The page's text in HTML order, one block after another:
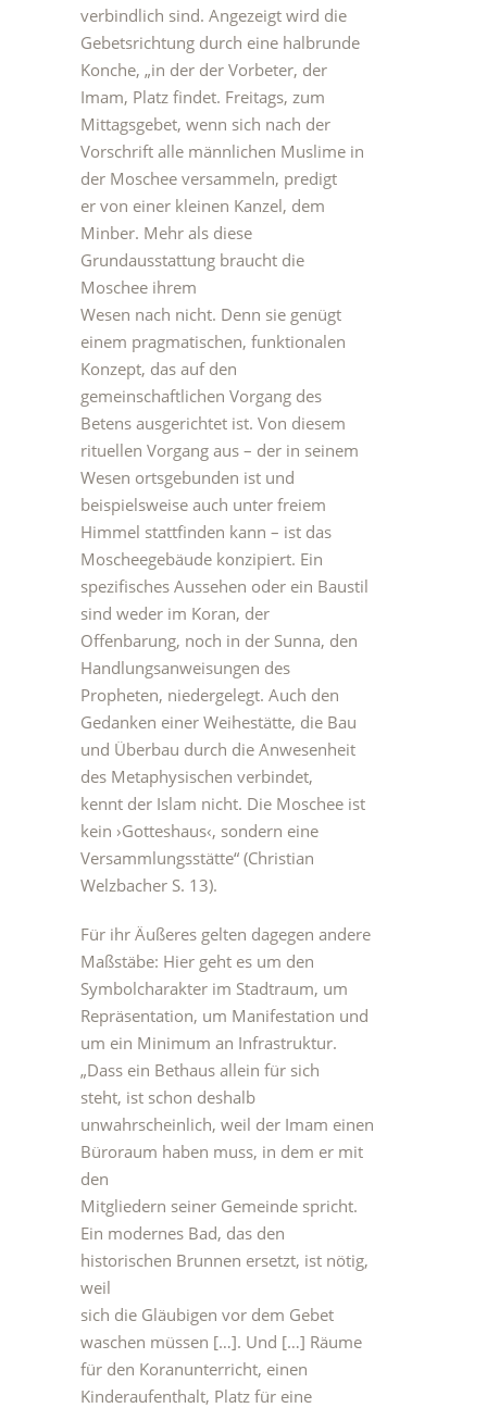
verbindlich sind. Angezeigt wird die
Gebetsrichtung durch eine halbrunde
Konche, „in der der Vorbeter, der
Imam, Platz findet. Freitags, zum
Mittagsgebet, wenn sich nach der
Vorschrift alle männlichen Muslime in
der Moschee versammeln, predigt
er von einer kleinen Kanzel, dem
Minber. Mehr als diese
Grundausstattung braucht die
Moschee ihrem
Wesen nach nicht. Denn sie genügt
einem pragmatischen, funktionalen
Konzept, das auf den
gemeinschaftlichen Vorgang des
Betens ausgerichtet ist. Von diesem
rituellen Vorgang aus – der in seinem
Wesen ortsgebunden ist und
beispielsweise auch unter freiem
Himmel stattfinden kann – ist das
Moscheegebäude konzipiert. Ein
spezifisches Aussehen oder ein Baustil
sind weder im Koran, der
Offenbarung, noch in der Sunna, den
Handlungsanweisungen des
Propheten, niedergelegt. Auch den
Gedanken einer Weihestätte, die Bau
und Überbau durch die Anwesenheit
des Metaphysischen verbindet,
kennt der Islam nicht. Die Moschee ist
kein ›Gotteshaus‹, sondern eine
Versammlungsstätte“ (Christian
Welzbacher S. 13).
Für ihr Äußeres gelten dagegen andere
Maßstäbe: Hier geht es um den
Symbolcharakter im Stadtraum, um
Repräsentation, um Manifestation und
um ein Minimum an Infrastruktur.
„Dass ein Bethaus allein für sich
steht, ist schon deshalb
unwahrscheinlich, weil der Imam einen
Büroraum haben muss, in dem er mit
den
Mitgliedern seiner Gemeinde spricht.
Ein modernes Bad, das den
historischen Brunnen ersetzt, ist nötig,
weil
sich die Gläubigen vor dem Gebet
waschen müssen […]. Und […] Räume
für den Koranunterricht, einen
Kinderaufenthalt, Platz für eine